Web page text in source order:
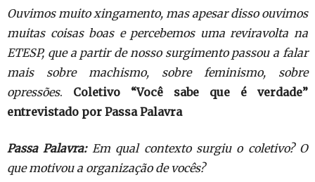
Ouvimos muito xingamento, mas apesar disso ouvimos
muitas coisas boas e percebemos uma reviravolta na
ETESP, que a partir de nosso surgimento passou a falar
mais sobre machismo, sobre feminismo, sobre
opressões. Coletivo “Você sabe que é verdade”
entrevistado por Passa Palavra
Passa Palavra:Em qual contexto surgiu o coletivo? O
que motivou a organização de vocês?